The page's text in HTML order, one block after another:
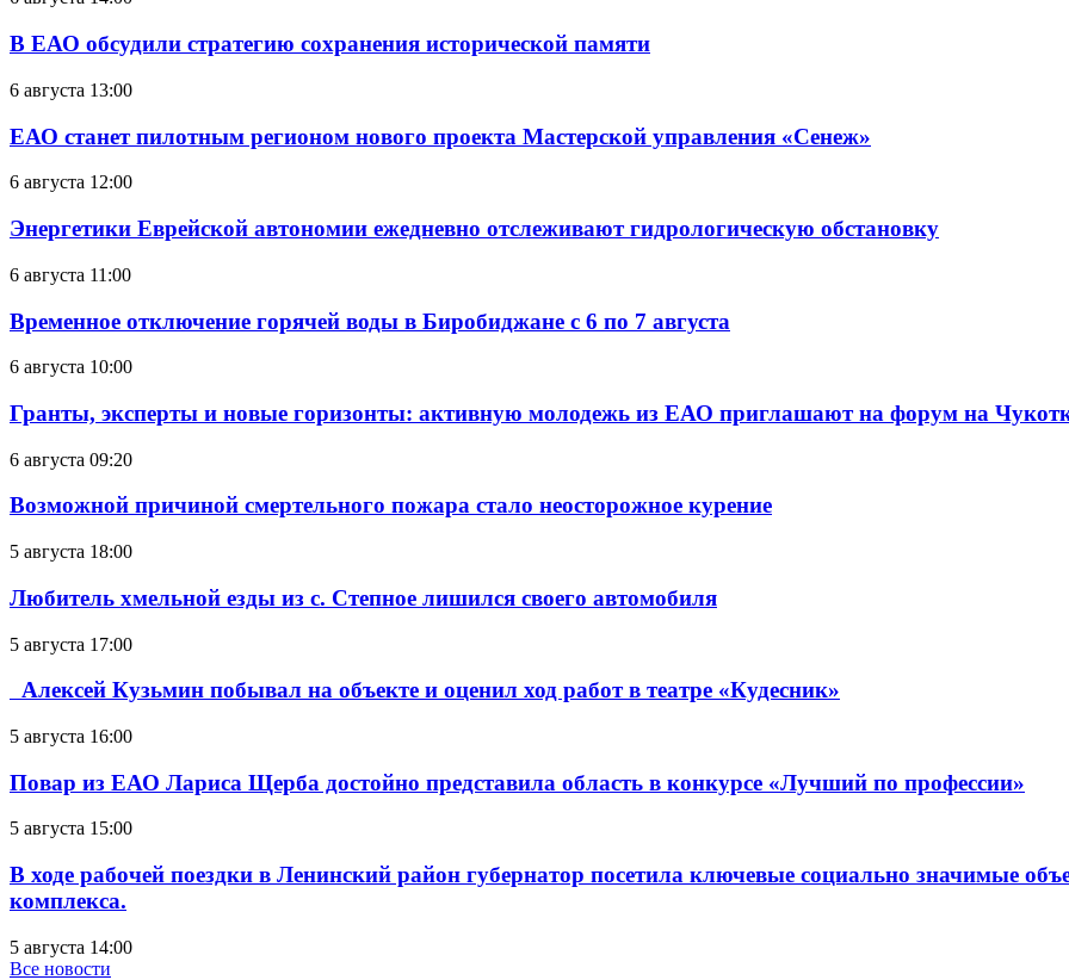
В ЕАО обсудили стратегию сохранения исторической памяти
6 августа 13:00
ЕАО станет пилотным регионом нового проекта Мастерской управления «Сенеж»
6 августа 12:00
Энергетики Еврейской автономии ежедневно отслеживают гидрологическую обстановку
6 августа 11:00
Временное отключение горячей воды в Биробиджане с 6 по 7 августа
6 августа 10:00
Гранты, эксперты и новые горизонты: активную молодежь из ЕАО приглашают на форум на
6 августа 09:20
Возможной причиной смертельного пожара стало неосторожное курение
5 августа 18:00
Любитель хмельной езды из с. Степное лишился своего автомобиля
5 августа 17:00
Алексей Кузьмин побывал на объекте и оценил ход работ в театре «Кудесник»
5 августа 16:00
Повар из ЕАО Лариса Щерба достойно представила область в конкурсе «Лучший по профессии»
5 августа 15:00
В ходе рабочей поездки в Ленинский район губернатор посетила ключевые социально значимые
комплекса.
5 августа 14:00
Все новости